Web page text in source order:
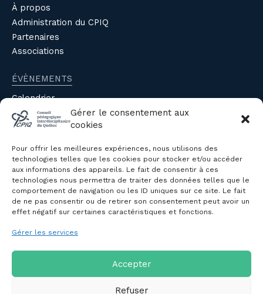
Gérer le consentement aux
cookies
Pour offrir les meilleures expériences, nous utilisons des
technologies telles que les cookies pour stocker et/ou accéder
aux informations des appareils. Le fait de consentir à ces
technologies nous permettra de traiter des données telles que le
comportement de navigation ou les ID uniques sur ce site. Le fait
de ne pas consentir ou de retirer son consentement peut avoir un
effet négatif sur certaines caractéristiques et fonctions.
Gérer les services
Accepter
Refuser
À propos
Administration du CPIQ
Partenaires
Associations
ÉVÈNEMENTS
Calendrier
Évènements du CPIQ
Revue
Avis et mémoires
Autres publications
NOUS JOINDRE
Politique de confidentialité des
Politique de cookies (CA)